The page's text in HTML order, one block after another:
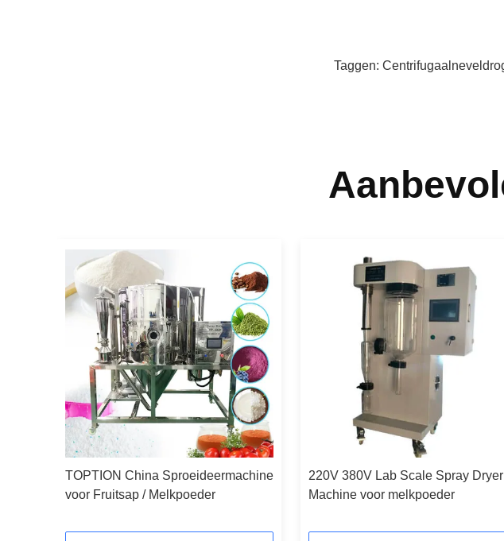
Taggen:
TOPTION China Sproeideermachine
voor Fruitsap / Melkpoeder
220V 380V Lab Scale Spray Dryer
Machine voor melkpoeder